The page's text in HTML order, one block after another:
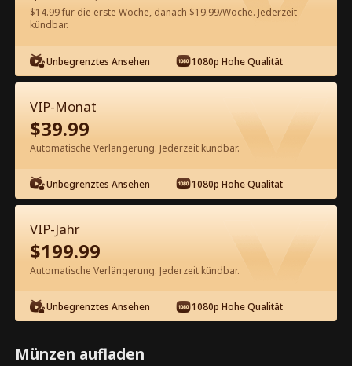
60 Jetzt entsperren
Kostenlos in der App ansehen
Episode 36 - Eine Beziehung im
Verborgenen Kompletter Film
1-50 51-62
36 37 38 39 40
$14.99 für die erste Woche, danach $19.99/Woche. Jederzeit
kündbar.
Unbegrenztes Ansehen 1080p Hohe Qualität
VIP-Monat
$39.99
Automatische Verlängerung. Jederzeit kündbar.
Unbegrenztes Ansehen 1080p Hohe Qualität
VIP-Jahr
$199.99
Automatische Verlängerung. Jederzeit kündbar.
Unbegrenztes Ansehen 1080p Hohe Qualität
Münzen aufladen